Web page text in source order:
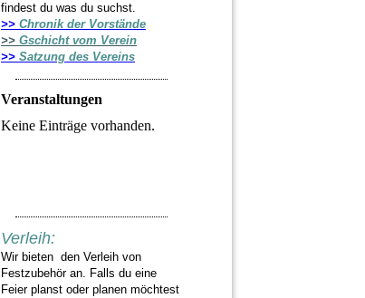
findest du was du suchst.
>> Chronik der Vorstände
>> Gschicht vom Verein
>> Satzung des Vereins
Veranstaltungen
Keine Einträge vorhanden.
Verleih:
Wir bieten den Verleih von
Festzubehör an. Falls du eine
Feier planst oder planen möchtest